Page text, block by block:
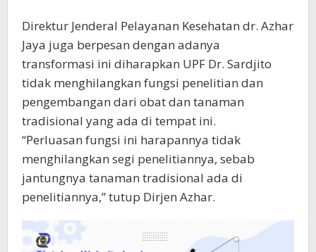
Direktur Jenderal Pelayanan Kesehatan dr. Azhar
Jaya juga berpesan dengan adanya
transformasi ini diharapkan UPF Dr. Sardjito
tidak menghilangkan fungsi penelitian dan
pengembangan dari obat dan tanaman
tradisional yang ada di tempat ini.
“Perluasan fungsi ini harapannya tidak
menghilangkan segi penelitiannya, sebab
jantungnya tanaman tradisional ada di
penelitiannya,” tutup Dirjen Azhar.